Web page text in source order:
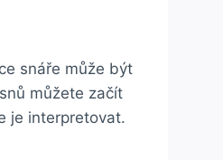
snáře může být
můžete začít
je interpretovat.